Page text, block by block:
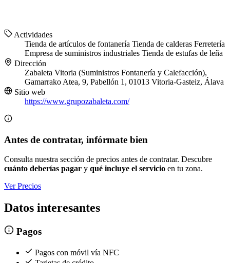
Actividades
Tienda de artículos de fontanería Tienda de calderas Ferretería
Empresa de suministros industriales Tienda de estufas de leña
Dirección
Zabaleta Vitoria (Suministros Fontanería y Calefacción),
Gamarrako Atea, 9, Pabellón 1, 01013 Vitoria-Gasteiz, Álava
Sitio web
https://www.grupozabaleta.com/
Antes de contratar, infórmate bien
Consulta nuestra sección de precios antes de contratar. Descubre
cuánto deberías pagar y qué incluye el servicio en tu zona.
Ver Precios
Datos interesantes
Pagos
Pagos con móvil vía NFC